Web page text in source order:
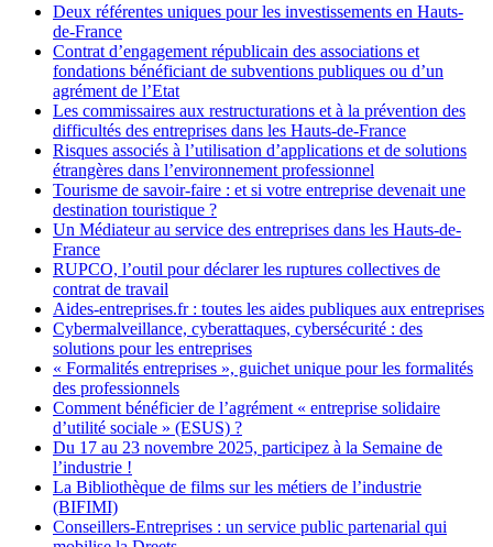
Deux référentes uniques pour les investissements en Hauts-
de-France
Contrat d’engagement républicain des associations et
fondations bénéficiant de subventions publiques ou d’un
agrément de l’Etat
Les commissaires aux restructurations et à la prévention des
difficultés des entreprises dans les Hauts-de-France
Risques associés à l’utilisation d’applications et de solutions
étrangères dans l’environnement professionnel
Tourisme de savoir-faire : et si votre entreprise devenait une
destination touristique ?
Un Médiateur au service des entreprises dans les Hauts-de-
France
RUPCO, l’outil pour déclarer les ruptures collectives de
contrat de travail
Aides-entreprises.fr : toutes les aides publiques aux entreprises
Cybermalveillance, cyberattaques, cybersécurité : des
solutions pour les entreprises
« Formalités entreprises », guichet unique pour les formalités
des professionnels
Comment bénéficier de l’agrément « entreprise solidaire
d’utilité sociale » (ESUS) ?
Du 17 au 23 novembre 2025, participez à la Semaine de
l’industrie !
La Bibliothèque de films sur les métiers de l’industrie
(BIFIMI)
Conseillers-Entreprises : un service public partenarial qui